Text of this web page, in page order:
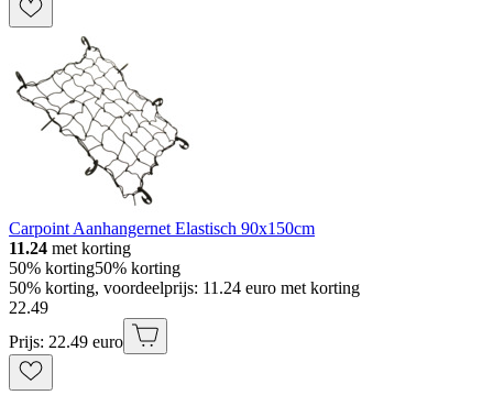
Carpoint Aanhangernet Elastisch 90x150cm
11.24 met korting
50% korting50% korting
50% korting, voordeelprijs: 11.24 euro met korting
22.49
Prijs: 22.49 euro